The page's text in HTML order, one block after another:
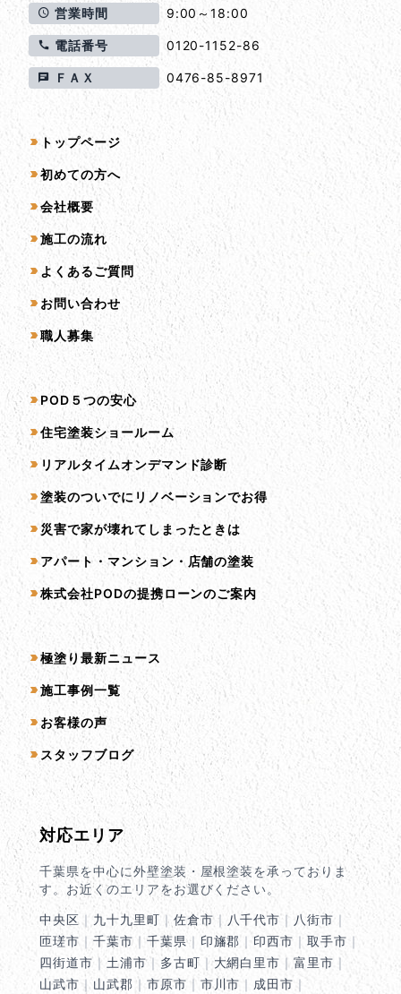
営業時間 9:00～18:00
電話番号 0120-1152-86
ＦＡＸ 0476-85-8971
サイトマップ
トップページ
初めての方へ
会社概要
施工の流れ
よくあるご質問
お問い合わせ
職人募集
サービス一覧
POD５つの安心
住宅塗装ショールーム
リアルタイムオンデマンド診断
塗装のついでにリノベーションでお得
災害で家が壊れてしまったときは
アパート・マンション・店舗の塗装
株式会社PODの提携ローンのご案内
コンテンツ一覧
極塗り最新ニュース
施工事例一覧
お客様の声
スタッフブログ
対応エリア
千葉県を中心に外壁塗装・屋根塗装を承っておりま
す。お近くのエリアをお選びください。
中央区 ｜ 九十九里町 ｜ 佐倉市 ｜ 八千代市 ｜ 八街市 ｜
匝瑳市 ｜ 千葉市 ｜ 千葉県｜ 印旛郡 ｜ 印西市 ｜取手市 ｜
四街道市｜土浦市｜ 多古町 ｜大網白里市 ｜富里市 ｜
山武市 ｜ 山武郡 ｜ 市原市 ｜ 市川市 ｜ 成田市 ｜